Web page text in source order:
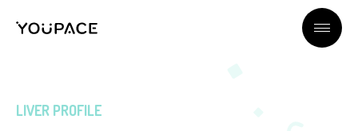
LIVER PROFILE